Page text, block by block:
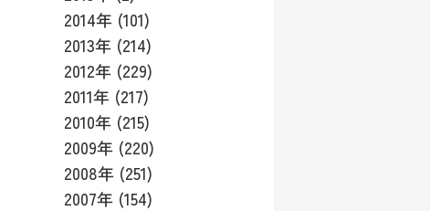
2014年 (101)
2013年 (214)
2012年 (229)
2011年 (217)
2010年 (215)
2009年 (220)
2008年 (251)
2007年 (154)